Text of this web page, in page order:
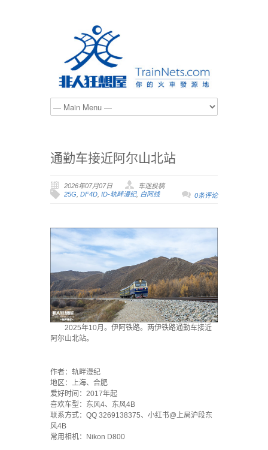
通勤车接近阿尔山北站
2026年07月07日
车迷投稿
25G, DF4D, ID-轨畔漫纪, 白阿线 0条评论
2025年10月。伊阿铁路。两伊铁路通勤车接近
阿尔山北站。
作者：轨畔漫纪
地区：上海、合肥
爱好时间：2017年起
喜欢车型：东风4、东风4B
联系方式：QQ 3269138375、小红书@上局沪段东
风4B
常用相机：Nikon D800